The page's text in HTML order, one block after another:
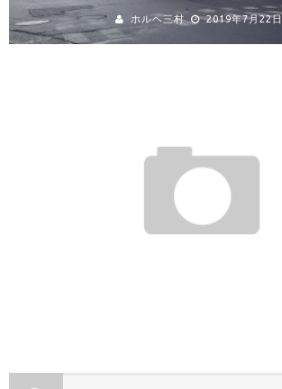
ホルヘ三村 2019年7月22日